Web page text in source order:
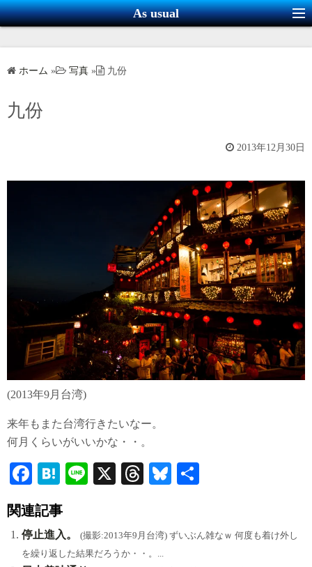
コ
ン
ス
As usual
ホーム » 写真 » 九份
九份
2013年12月30日
(2013年9月台湾)
来年もまた台湾行きたいなー。
何月くらいがいいかな・・。
Fa
bo
ok
H
en
a
Li X
T
ds
Bl
y
関連記事
停止進入。
(撮影:2013年9月台湾) ずいぶん雑なｗ 何度も着け外し
を繰り返した結果だろうか・・。...